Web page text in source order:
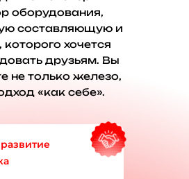
оборудования,
составляющую и
которого хочется
друзьям. Вы
не только железо,
«как себе».